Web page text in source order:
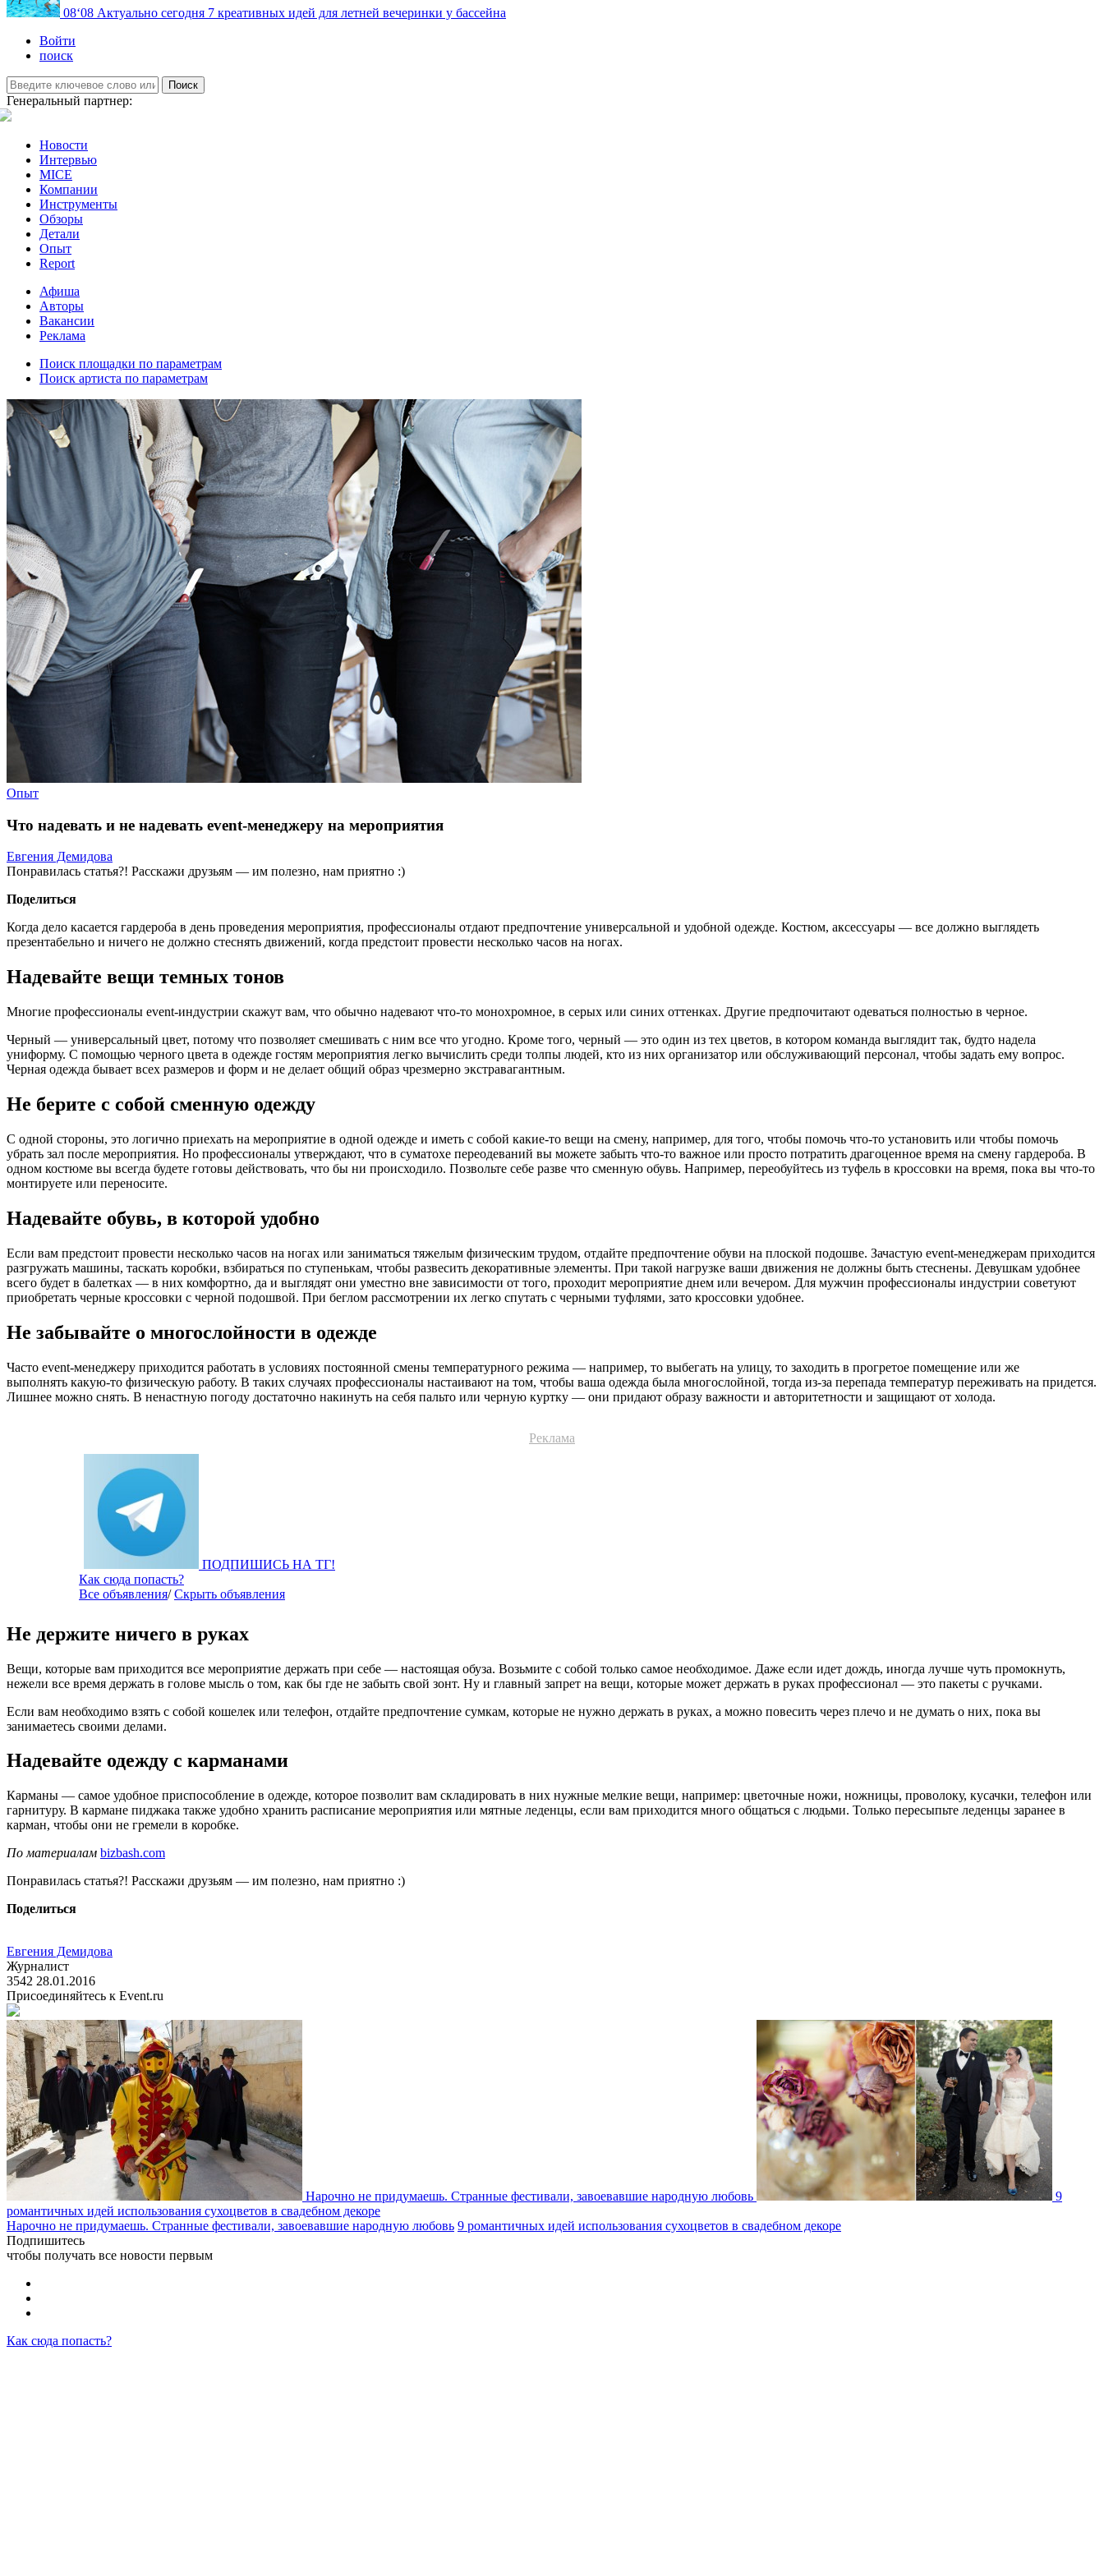
08‘08 Актуально сегодня 7 креативных идей для летней вечеринки у бассейна
Войти
поиск
Поиск
Генеральный партнер:
Новости
Интервью
MICE
Компании
Инструменты
Обзоры
Детали
Опыт
Report
Афиша
Авторы
Вакансии
Реклама
Поиск площадки по параметрам
Поиск артиста по параметрам
Опыт
Что надевать и не надевать event-менеджеру на мероприятия
Евгения Демидова
Понравилась статья?! Расскажи друзьям — им полезно, нам приятно :)
Поделиться
Когда дело касается гардероба в день проведения мероприятия, профессионалы отдают предпочтение универсальной и удобной одежде. Костюм, аксессуары — все должно выглядеть
презентабельно и ничего не должно стеснять движений, когда предстоит провести несколько часов на ногах.
Надевайте вещи темных тонов
Многие профессионалы event-индустрии скажут вам, что обычно надевают что-то монохромное, в серых или синих оттенках. Другие предпочитают одеваться полностью в черное.
Черный — универсальный цвет, потому что позволяет смешивать с ним все что угодно. Кроме того, черный — это один из тех цветов, в котором команда выглядит так, будто надела
униформу. С помощью черного цвета в одежде гостям мероприятия легко вычислить среди толпы людей, кто из них организатор или обслуживающий персонал, чтобы задать ему вопрос.
Черная одежда бывает всех размеров и форм и не делает общий образ чрезмерно экстравагантным.
Не берите с собой сменную одежду
С одной стороны, это логично приехать на мероприятие в одной одежде и иметь с собой какие-то вещи на смену, например, для того, чтобы помочь что-то установить или чтобы помочь
убрать зал после мероприятия. Но профессионалы утверждают, что в суматохе переодеваний вы можете забыть что-то важное или просто потратить драгоценное время на смену гардероба. В
одном костюме вы всегда будете готовы действовать, что бы ни происходило. Позвольте себе разве что сменную обувь. Например, переобуйтесь из туфель в кроссовки на время, пока вы что-то
монтируете или переносите.
Надевайте обувь, в которой удобно
Если вам предстоит провести несколько часов на ногах или заниматься тяжелым физическим трудом, отдайте предпочтение обуви на плоской подошве. Зачастую event-менеджерам приходится
разгружать машины, таскать коробки, взбираться по ступенькам, чтобы развесить декоративные элементы. При такой нагрузке ваши движения не должны быть стеснены. Девушкам удобнее
всего будет в балетках — в них комфортно, да и выглядят они уместно вне зависимости от того, проходит мероприятие днем или вечером. Для мужчин профессионалы индустрии советуют
приобретать черные кроссовки с черной подошвой. При беглом рассмотрении их легко спутать с черными туфлями, зато кроссовки удобнее.
Не забывайте о многослойности в одежде
Часто event-менеджеру приходится работать в условиях постоянной смены температурного режима — например, то выбегать на улицу, то заходить в прогретое помещение или же
выполнять какую-то физическую работу. В таких случаях профессионалы настаивают на том, чтобы ваша одежда была многослойной, тогда из-за перепада температур переживать на придется.
Лишнее можно снять. В ненастную погоду достаточно накинуть на себя пальто или черную куртку — они придают образу важности и авторитетности и защищают от холода.
Реклама
ПОДПИШИСЬ НА ТГ!
Как сюда попасть?
Все объявления/Скрыть объявления
Не держите ничего в руках
Вещи, которые вам приходится все мероприятие держать при себе — настоящая обуза. Возьмите с собой только самое необходимое. Даже если идет дождь, иногда лучше чуть промокнуть,
нежели все время держать в голове мысль о том, как бы где не забыть свой зонт. Ну и главный запрет на вещи, которые может держать в руках профессионал — это пакеты с ручками.
Если вам необходимо взять с собой кошелек или телефон, отдайте предпочтение сумкам, которые не нужно держать в руках, а можно повесить через плечо и не думать о них, пока вы
занимаетесь своими делами.
Надевайте одежду с карманами
Карманы — самое удобное приспособление в одежде, которое позволит вам складировать в них нужные мелкие вещи, например: цветочные ножи, ножницы, проволоку, кусачки, телефон или
гарнитуру. В кармане пиджака также удобно хранить расписание мероприятия или мятные леденцы, если вам приходится много общаться с людьми. Только пересыпьте леденцы заранее в
карман, чтобы они не гремели в коробке.
По материалам bizbash.com
Понравилась статья?! Расскажи друзьям — им полезно, нам приятно :)
Поделиться
Евгения Демидова
Журналист
3542 28.01.2016
Присоединяйтесь к Event.ru
Нарочно не придумаешь. Странные фестивали, завоевавшие народную любовь
9
романтичных идей использования сухоцветов в свадебном декоре
Нарочно не придумаешь. Странные фестивали, завоевавшие народную любовь 9 романтичных идей использования сухоцветов в свадебном декоре
Подпишитесь
чтобы получать все новости первым
Как сюда попасть?